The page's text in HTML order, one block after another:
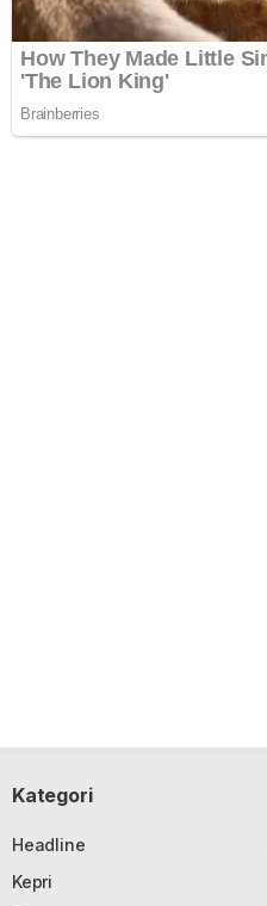
Kategori
Headline
Kepri